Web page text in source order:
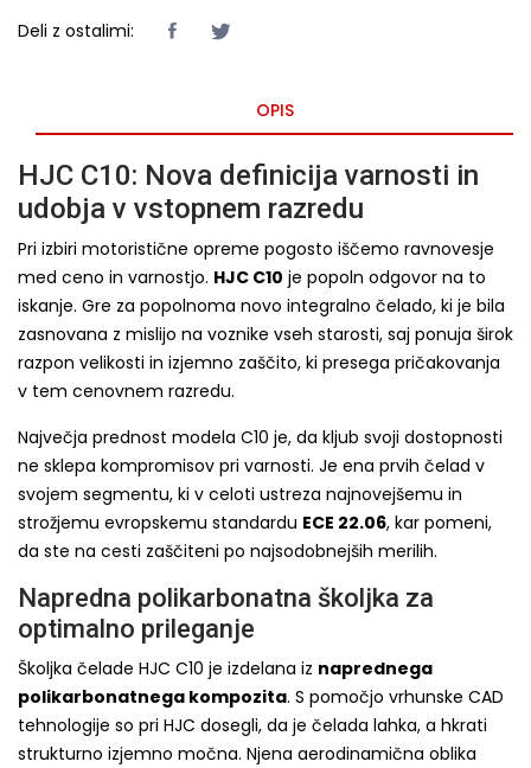
Deli z ostalimi:
OPIS
HJC C10: Nova definicija varnosti in
udobja v vstopnem razredu
Pri izbiri motoristične opreme pogosto iščemo ravnovesje
med ceno in varnostjo. HJC C10 je popoln odgovor na to
iskanje. Gre za popolnoma novo integralno čelado, ki je bila
zasnovana z mislijo na voznike vseh starosti, saj ponuja širok
razpon velikosti in izjemno zaščito, ki presega pričakovanja
v tem cenovnem razredu.
Največja prednost modela C10 je, da kljub svoji dostopnosti
ne sklepa kompromisov pri varnosti. Je ena prvih čelad v
svojem segmentu, ki v celoti ustreza najnovejšemu in
strožjemu evropskemu standardu ECE 22.06, kar pomeni,
da ste na cesti zaščiteni po najsodobnejših merilih.
Napredna polikarbonatna školjka za
optimalno prileganje
Školjka čelade HJC C10 je izdelana iz naprednega
polikarbonatnega kompozita. S pomočjo vrhunske CAD
tehnologije so pri HJC dosegli, da je čelada lahka, a hkrati
strukturno izjemno močna. Njena aerodinamična oblika